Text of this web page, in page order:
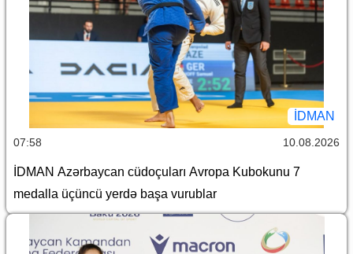
İDMAN
07:58 10.08.2026
İDMAN Azərbaycan cüdoçuları Avropa Kubokunu 7
medalla üçüncü yerdə başa vurublar